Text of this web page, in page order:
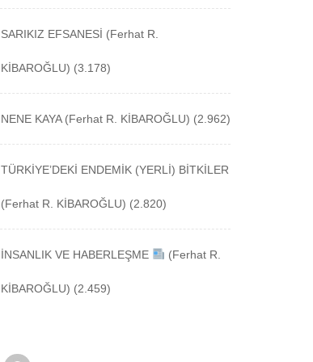
SARIKIZ EFSANESİ (Ferhat R.
KİBAROĞLU) (3.178)
NENE KAYA (Ferhat R. KİBAROĞLU) (2.962)
TÜRKİYE’DEKİ ENDEMİK (YERLİ) BİTKİLER
(Ferhat R. KİBAROĞLU) (2.820)
İNSANLIK VE HABERLEŞME (Ferhat R.
KİBAROĞLU) (2.459)